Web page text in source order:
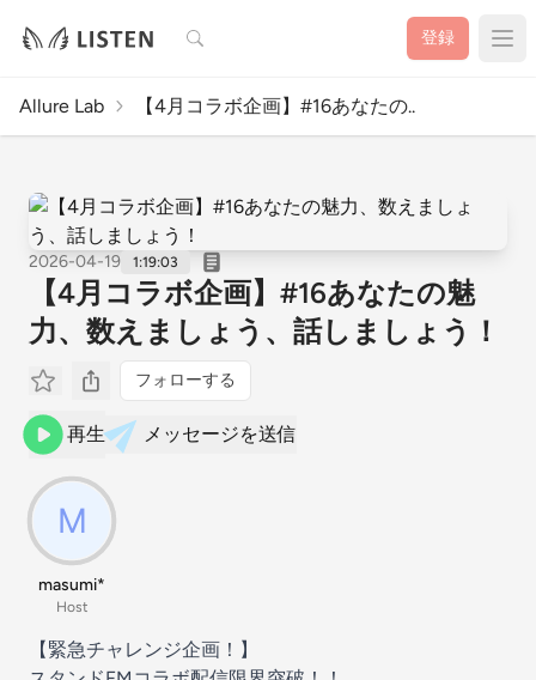
検索 登録
Allure Lab 【4月コラボ企画】#16あなたの..
2026-04-19 1:19:03
【4月コラボ企画】#16あなたの魅
力、数えましょう、話しましょう！
フォローする
再生 メッセージを送信
masumi*
Host
【緊急チャレンジ企画！】